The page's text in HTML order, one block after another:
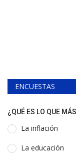
ENCUESTAS
¿QUÉ ES LO QUE
La inflación
La educación